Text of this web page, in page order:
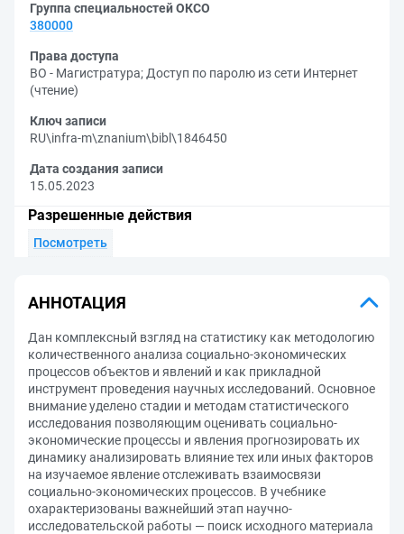
Группа специальностей ОКСО
380000
Права доступа
ВО - Магистратура; Доступ по паролю из сети Интернет
(чтение)
Ключ записи
RU\infra-m\znanium\bibl\1846450
Дата создания записи
15.05.2023
Разрешенные действия
Посмотреть
АННОТАЦИЯ
Дан комплексный взгляд на статистику как методологию
количественного анализа социально-экономических
процессов объектов и явлений и как прикладной
инструмент проведения научных исследований. Основное
внимание уделено стадии и методам статистического
исследования позволяющим оценивать социально-
экономические процессы и явления прогнозировать их
динамику анализировать влияние тех или иных факторов
на изучаемое явление отслеживать взаимосвязи
социально-экономических процессов. В учебнике
охарактеризованы важнейший этап научно-
исследовательской работы — поиск исходного материала